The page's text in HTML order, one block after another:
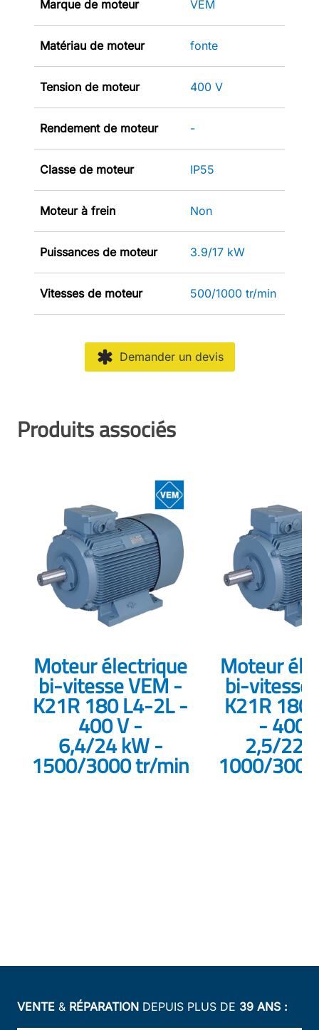
Marque de moteur VEM
Matériau de moteur fonte
Tension de moteur 400 V
Rendement de moteur -
Classe de moteur IP55
Moteur à frein Non
Puissances de moteur 3.9/17 kW
Vitesses de moteur 500/1000 tr/min
Demander un devis
Produits associés
Moteur électrique
bi-vitesse VEM -
K21R 180 L4-2L -
400 V -
6,4/24 kW -
1500/3000 tr/min
Moteur
bi-vitesse
K21R
- 400
2,5/22
1000/
VENTE & RÉPARATION DEPUIS PLUS DE 39 ANS :